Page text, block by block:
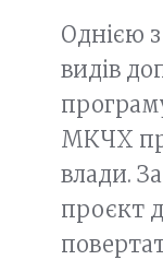
Однією
видів
МКЧХ
влади.
проєкт